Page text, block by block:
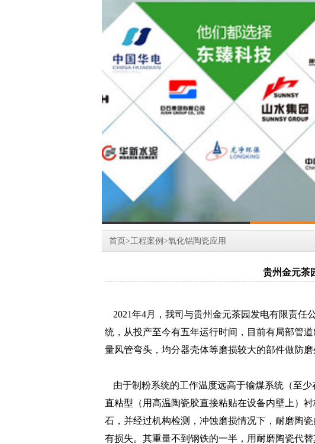
首页 > 工程案例 >氧化铝陶瓷应用
贵州金元茶
2021年4月，我司与贵州金元茶园发电有限责任
统，从投产至今有五年运行时间，目前有局部管
量风管弯头，均分器壳体等磨损较大的部件做防磨
由于制粉系统的工作温度远高于输煤系统（至少
直粘型（用高温陶瓷胶直接粘贴在设备内壁上）
石，并经过机构检测，冲蚀磨损情况下，耐磨陶
有损失。其重量不到钢铁的一半，用耐磨陶瓷代